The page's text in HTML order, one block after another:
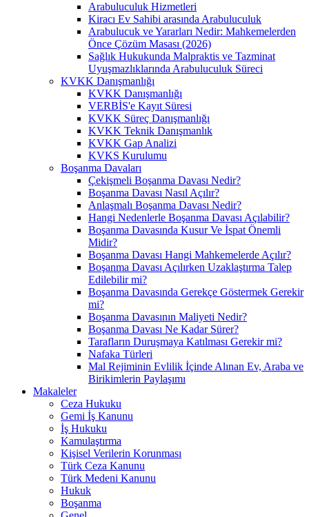
Arabuluculuk Hizmetleri
Kiracı Ev Sahibi arasında Arabuluculuk
Arabulucuk ve Yararları Nedir: Mahkemelerden
Önce Çözüm Masası (2026)
Sağlık Hukukunda Malpraktis ve Tazminat
Uyuşmazlıklarında Arabuluculuk Süreci
KVKK Danışmanlığı
KVKK Danışmanlığı
VERBİS'e Kayıt Süresi
KVKK Süreç Danışmanlığı
KVKK Teknik Danışmanlık
KVKK Gap Analizi
KVKS Kurulumu
Boşanma Davaları
Çekişmeli Boşanma Davası Nedir?
Boşanma Davası Nasıl Açılır?
Anlaşmalı Boşanma Davası Nedir?
Hangi Nedenlerle Boşanma Davası Açılabilir?
Boşanma Davasında Kusur Ve İspat Önemli
Midir?
Boşanma Davası Hangi Mahkemelerde Açılır?
Boşanma Davası Açılırken Uzaklaştırma Talep
Edilebilir mi?
Boşanma Davasında Gerekçe Göstermek Gerekir
mi?
Boşanma Davasının Maliyeti Nedir?
Boşanma Davası Ne Kadar Sürer?
Tarafların Duruşmaya Katılması Gerekir mi?
Nafaka Türleri
Mal Rejiminin Evlilik İçinde Alınan Ev, Araba ve
Birikimlerin Paylaşımı
Makaleler
Ceza Hukuku
Gemi İş Kanunu
İş Hukuku
Kamulaştırma
Kişisel Verilerin Korunması
Türk Ceza Kanunu
Türk Medeni Kanunu
Hukuk
Boşanma